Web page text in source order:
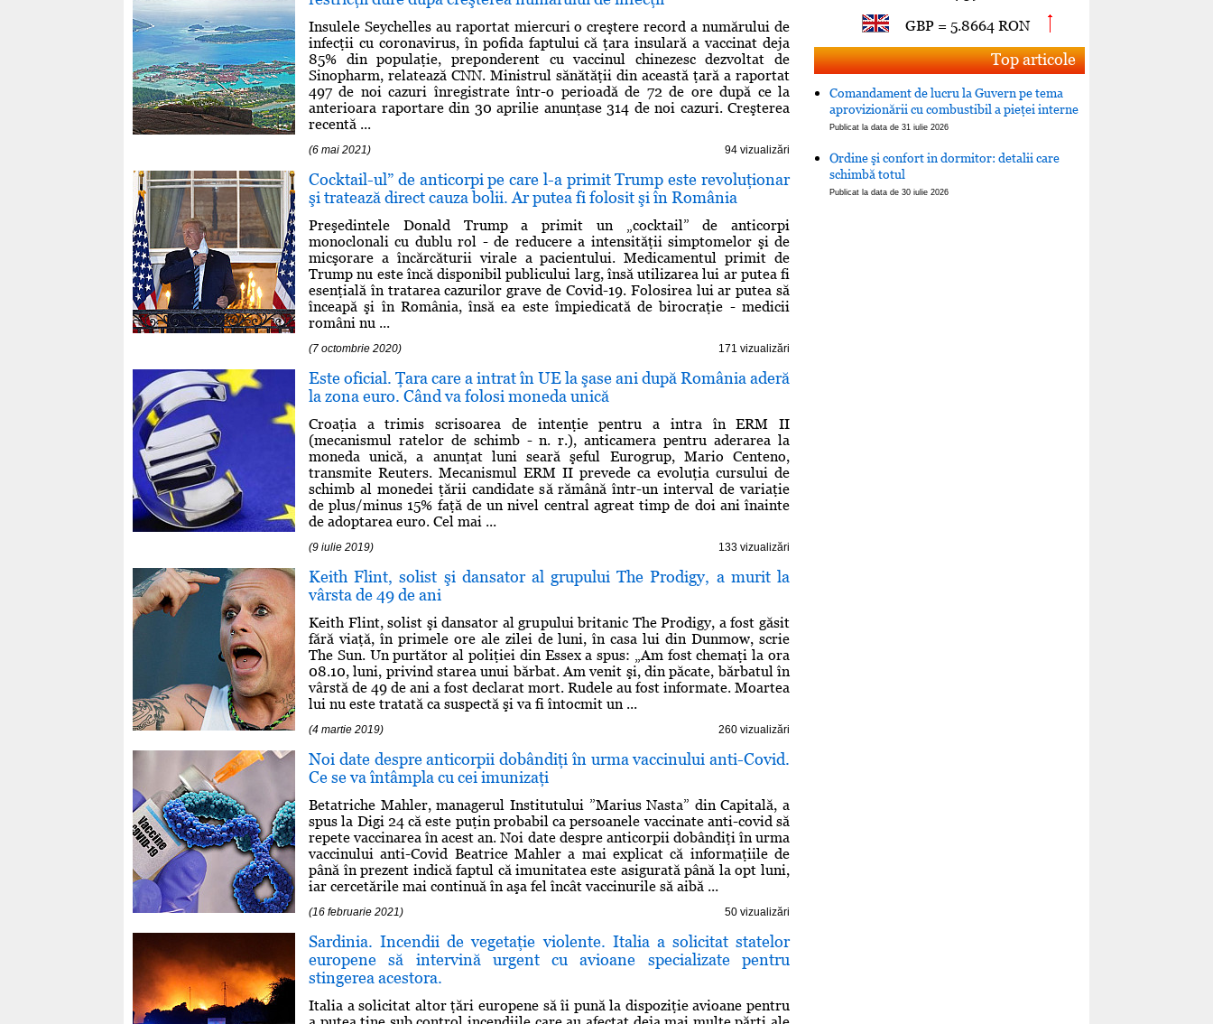
Insulele Seychelles au raportat miercuri o creştere record a numărului de
infecţii cu coronavirus, în pofida faptului că ţara insulară a vaccinat deja
85% din populaţie, preponderent cu vaccinul chinezesc dezvoltat de
Sinopharm, relatează CNN. Ministrul sănătăţii din această ţară a raportat
497 de noi cazuri înregistrate într-o perioadă de 72 de ore după ce la
anterioara raportare din 30 aprilie anunţase 314 de noi cazuri. Creşterea
recentă ...
(6 mai 2021) 94 vizualizări
Cocktail-ul” de anticorpi pe care l-a primit Trump este revoluţionar
şi tratează direct cauza bolii. Ar putea fi folosit şi în România
Preşedintele Donald Trump a primit un „cocktail” de anticorpi
monoclonali cu dublu rol - de reducere a intensităţii simptomelor şi de
micşorare a încărcăturii virale a pacientului. Medicamentul primit de
Trump nu este încă disponibil publicului larg, însă utilizarea lui ar putea fi
esenţială în tratarea cazurilor grave de Covid-19. Folosirea lui ar putea să
înceapă şi în România, însă ea este împiedicată de birocraţie - medicii
români nu ...
(7 octombrie 2020) 171 vizualizări
Este oficial. Ţara care a intrat în UE la şase ani după România aderă
la zona euro. Când va folosi moneda unică
Croaţia a trimis scrisoarea de intenţie pentru a intra în ERM II
(mecanismul ratelor de schimb - n. r.), anticamera pentru aderarea la
moneda unică, a anunţat luni seară şeful Eurogrup, Mario Centeno,
transmite Reuters. Mecanismul ERM II prevede ca evoluţia cursului de
schimb al monedei ţării candidate să rămână într-un interval de variaţie
de plus/minus 15% faţă de un nivel central agreat timp de doi ani înainte
de adoptarea euro. Cel mai ...
(9 iulie 2019) 133 vizualizări
Keith Flint, solist şi dansator al grupului The Prodigy, a murit la
vârsta de 49 de ani
Keith Flint, solist şi dansator al grupului britanic The Prodigy, a fost găsit
fără viaţă, în primele ore ale zilei de luni, în casa lui din Dunmow, scrie
The Sun. Un purtător al poliţiei din Essex a spus: „Am fost chemaţi la ora
08.10, luni, privind starea unui bărbat. Am venit şi, din păcate, bărbatul în
vârstă de 49 de ani a fost declarat mort. Rudele au fost informate. Moartea
lui nu este tratată ca suspectă şi va fi întocmit un ...
(4 martie 2019) 260 vizualizări
Noi date despre anticorpii dobândiţi în urma vaccinului anti-Covid.
Ce se va întâmpla cu cei imunizaţi
Betatriche Mahler, managerul Institutului ”Marius Nasta” din Capitală, a
spus la Digi 24 că este puţin probabil ca persoanele vaccinate anti-covid să
repete vaccinarea în acest an. Noi date despre anticorpii dobândiţi în urma
vaccinului anti-Covid Beatrice Mahler a mai explicat că informaţiile de
până în prezent indică faptul că imunitatea este asigurată până la opt luni,
iar cercetările mai continuă în aşa fel încât vaccinurile să aibă ...
(16 februarie 2021) 50 vizualizări
Sardinia. Incendii de vegetaţie violente. Italia a solicitat statelor
europene să intervină urgent cu avioane specializate pentru
stingerea acestora.
Italia a solicitat altor ţări europene să îi pună la dispoziţie avioane pentru
GBP = 5.8664 RON
Top articole
Comandament de lucru la Guvern pe tema
aprovizionării cu combustibil a pieţei interne
Publicat la data de 31 iulie 2026
Ordine şi confort in dormitor: detalii care
schimbă totul
Publicat la data de 30 iulie 2026